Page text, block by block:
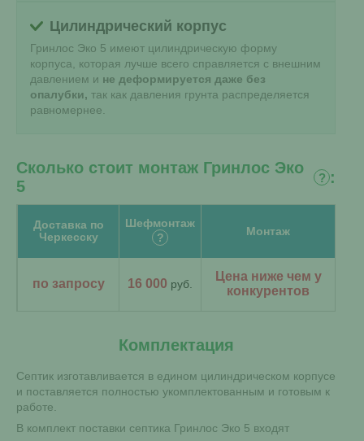
Цилиндрический корпус
Гринлос Эко 5 имеют цилиндрическую форму
корпуса, которая лучше всего справляется с внешним
давлением и не деформируется даже без
опалубки, так как давления грунта распределяется
равномернее.
Сколько стоит монтаж Гринлос Эко
5
? :
Доставка по
Черкесску
Шефмонтаж
?
Монтаж
по запросу 16 000 руб.
Цена ниже чем у
конкурентов
Комплектация
Септик изготавливается в едином цилиндрическом корпусе
и поставляется полностью укомплектованным и готовым к
работе.
В комплект поставки септика Гринлос Эко 5 входят